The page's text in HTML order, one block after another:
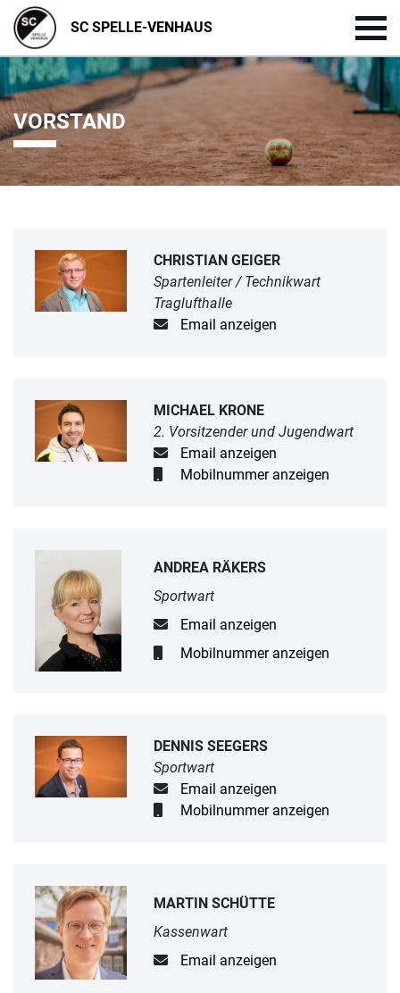
SC SPELLE-VENHAUS
VORSTAND
CHRISTIAN GEIGER
Spartenleiter / Technikwart
Traglufthalle
Email anzeigen
MICHAEL KRONE
2. Vorsitzender und Jugendwart
Email anzeigen
Mobilnummer anzeigen
ANDREA RÄKERS
Sportwart
Email anzeigen
Mobilnummer anzeigen
DENNIS SEEGERS
Sportwart
Email anzeigen
Mobilnummer anzeigen
MARTIN SCHÜTTE
Kassenwart
Email anzeigen